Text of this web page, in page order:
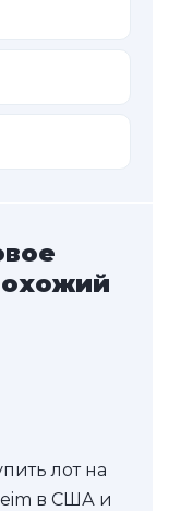
лот на
в США и